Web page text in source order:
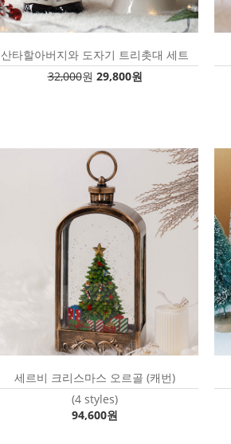
산타할아버지와 도자기 트리촛대 세트
32,000원 29,800원
세르비 크리스마스 오르골 (캐번)
(4 styles)
94,600원